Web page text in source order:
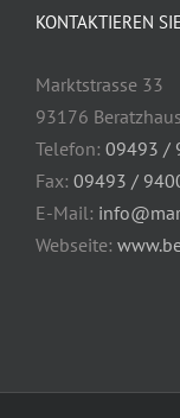
KONTAKTIEREN
Marktstrasse 33
93176
Telefon: 09493 /
Fax: 09493 /
E-Mail:
Webseite: